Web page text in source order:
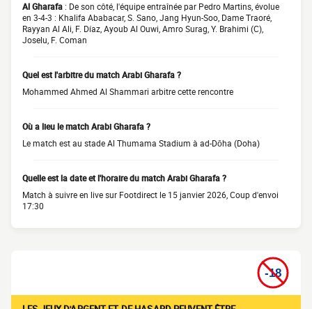
Al Gharafa : De son côté, l'équipe entraînée par Pedro Martins, évolue
en 3-4-3 : Khalifa Ababacar, S. Sano, Jang Hyun-Soo, Dame Traoré,
Rayyan Al Ali, F. Díaz, Ayoub Al Ouwi, Amro Surag, Y. Brahimi (C),
Joselu, F. Coman
Quel est l'arbitre du match Arabi Gharafa ?
Mohammed Ahmed Al Shammari arbitre cette rencontre
Où a lieu le match Arabi Gharafa ?
Le match est au stade Al Thumama Stadium à ad-Dōha (Doha)
Quelle est la date et l'horaire du match Arabi Gharafa ?
Match à suivre en live sur Footdirect le 15 janvier 2026, Coup d'envoi
17:30